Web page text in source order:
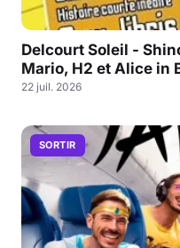
Delcourt Soleil -
Mario, H2 et Alice in
22 juil. 2026
SORTIR